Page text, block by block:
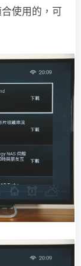
使用的，可